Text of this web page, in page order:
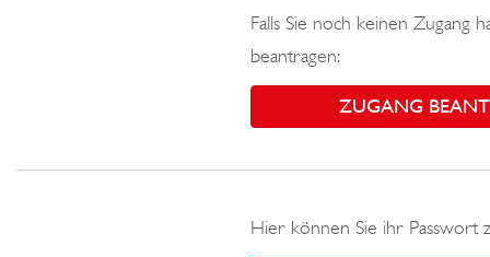
Falls Sie noch keinen Zugang
beantragen:
ZUGANG
Hier können Sie ihr Passwort